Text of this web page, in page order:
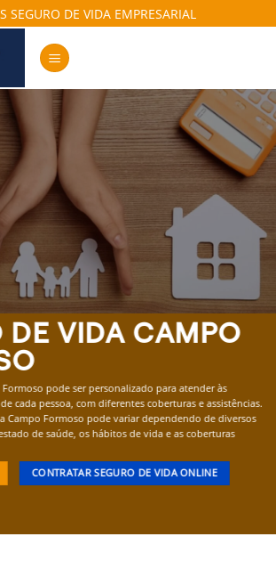
SEGURO DE VIDA EMPRESARIAL
DE VIDA CAMPO
pode ser personalizado para atender às
cada pessoa, com diferentes coberturas e assistências.
Campo Formoso pode variar dependendo de diversos
de saúde, os hábitos de vida e as coberturas
CONTRATAR SEGURO DE VIDA ONLINE